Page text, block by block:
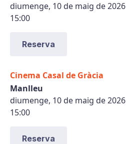
diumenge, 10 de maig de 2026
15:00
Reserva
Cinema Casal de Gràcia
Manlleu
diumenge, 10 de maig de 2026
15:00
Reserva